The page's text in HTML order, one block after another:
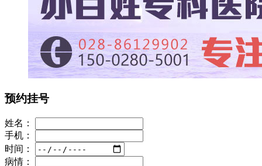
预约挂号
姓名：
手机：
时间：
病情：